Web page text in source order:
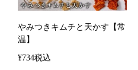
やみつきキムチと天かす【常
温】
¥734税込